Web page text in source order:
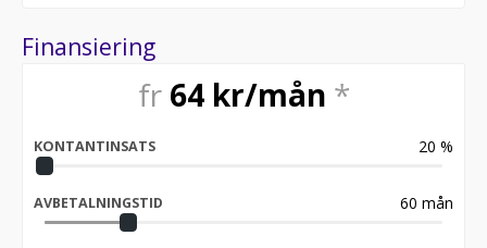
Finansiering
fr 64kr/mån *
KONTANTINSATS 20 %
AVBETALNINGSTID 60 mån